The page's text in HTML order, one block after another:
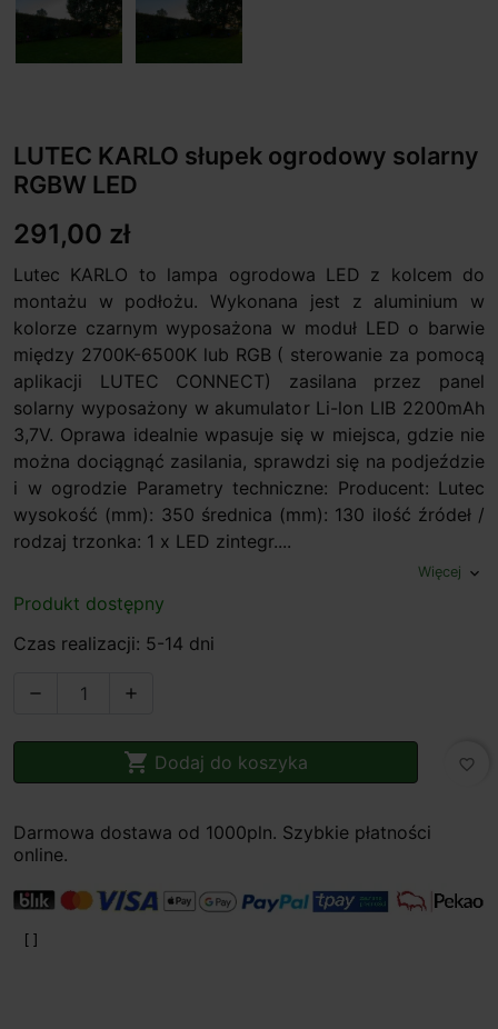
LUTEC KARLO słupek ogrodowy solarny
RGBW LED
291,00 zł
Lutec KARLO to lampa ogrodowa LED z kolcem do
montażu w podłożu. Wykonana jest z aluminium w
kolorze czarnym wyposażona w moduł LED o barwie
między 2700K-6500K lub RGB ( sterowanie za pomocą
aplikacji LUTEC CONNECT) zasilana przez panel
solarny wyposażony w akumulator Li-lon LIB 2200mAh
3,7V. Oprawa idealnie wpasuje się w miejsca, gdzie nie
można dociągnąć zasilania, sprawdzi się na podjeździe
i w ogrodzie Parametry techniczne: Producent: Lutec
wysokość (mm): 350 średnica (mm): 130 ilość źródeł /
rodzaj trzonka: 1 x LED zintegr....
Więcej expand_more
Produkt dostępny
Czas realizacji: 5-14 dni
 
 Dodaj do koszyka favorite_border
Darmowa dostawa od 1000pln. Szybkie płatności
online.